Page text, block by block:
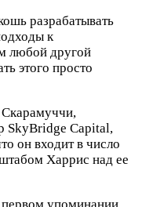
разрабатывать
к
любой другой
этого просто
SkyBridge Capital,
он входит в число
Харрис над ее